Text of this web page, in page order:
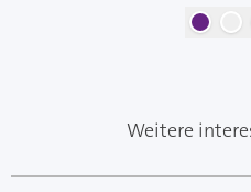
Weitere